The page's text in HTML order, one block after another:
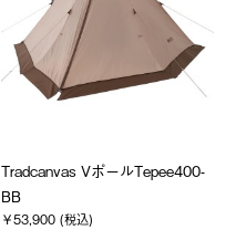
Tradcanvas VポールTepee400-
BB
￥53,900 (税込)